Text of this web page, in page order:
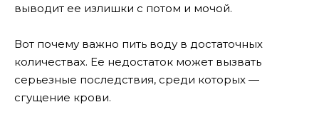
выводит ее излишки с потом и мочой.
Вот почему важно пить воду в достаточных
количествах. Ее недостаток может вызвать
серьезные последствия, среди которых —
сгущение крови.